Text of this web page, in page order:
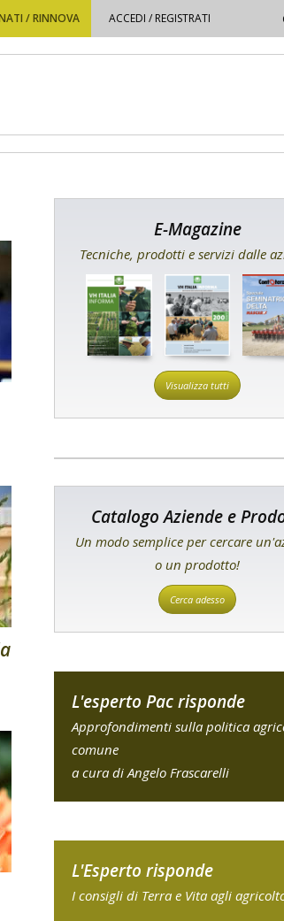
/ RINNOVA ACCEDI / REGISTRATI
E-Magazine
Tecniche, prodotti e servizi dalle
Visualizza tutti
Catalogo Aziende e
Un modo semplice per cercare
o un prodotto!
Cerca adesso
L'esperto Pac risponde
Approfondimenti sulla politica
comune
a cura di Angelo Frascarelli
L'Esperto risponde
I consigli di Terra e Vita agli